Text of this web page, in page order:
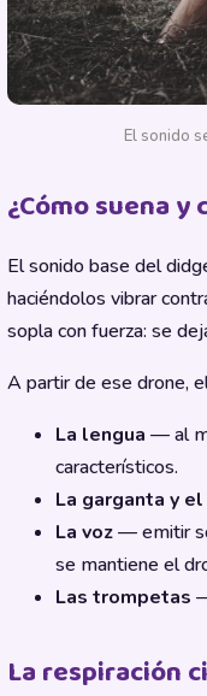
El sonido
¿Cómo suena
El sonido base del
haciéndolos vibrar
sopla con fuerza: se
A partir de ese drone,
La lengua — al
característicos.
La garganta y
La voz— emitir
se mantiene el
Las trompetas
La respiración